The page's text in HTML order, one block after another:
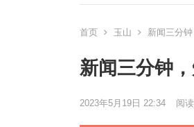
首页 玉山 新闻三分
新闻三分钟
2023年5月19日 22:34 阅读